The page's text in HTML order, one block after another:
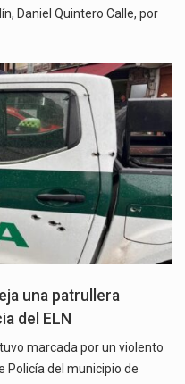
Daniel Quintero Calle, por
una patrullera
del ELN
marcada por un violento
Policía del municipio de